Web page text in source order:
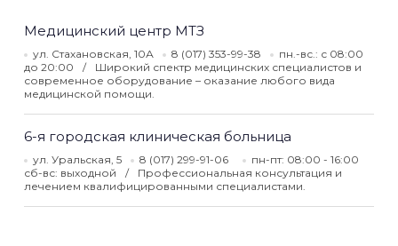
Медицинский центр МТЗ
ул. Стахановская, 10А 8 (017) 353-99-38
пн.-вс.: с 08:00
до 20:00
Широкий спектр медицинских специалистов и
современное оборудование – оказание любого вида
медицинской помощи.
6-я городская клиническая больница
ул. Уральская, 5 8 (017) 299-91-06
пн-пт: 08:00 - 16:00
сб-вс: выходной
Профессиональная консультация и
лечением квалифицированными специалистами.